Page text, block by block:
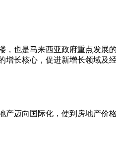
也是马来西亚政府重点发
长核心，促进新增长领域及
迈向国际化，使到房地产